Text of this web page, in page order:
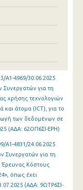
Α1-4969/30.06.2025
Συνεργατών για τη
χρήσης τεχνολογιών
και άτομα (ICT), για το
των δεδομένων σε
(ΑΔΑ: 62ΟΠ6ΣΙ-ΕΡΗ)
Α1-4831/24.06.2025
Συνεργατών για τη
Έρευνας Κόστους
όπως έχει
(ΑΔΑ: 9ΩΤΡ6ΣΙ-